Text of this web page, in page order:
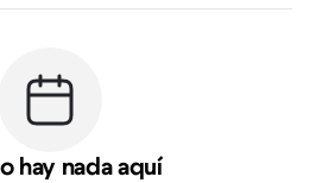
hay nada aquí